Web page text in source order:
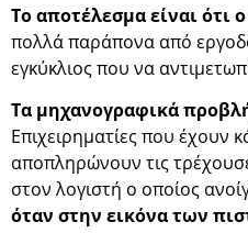
Το αποτέλεσμα είναι
πολλά παράπονα από
εγκύκλιος που να
Τα μηχανογραφικά
Επιχειρηματίες που έχουν
αποπληρώνουν τις
στον λογιστή ο οποίος
όταν στην εικόνα των